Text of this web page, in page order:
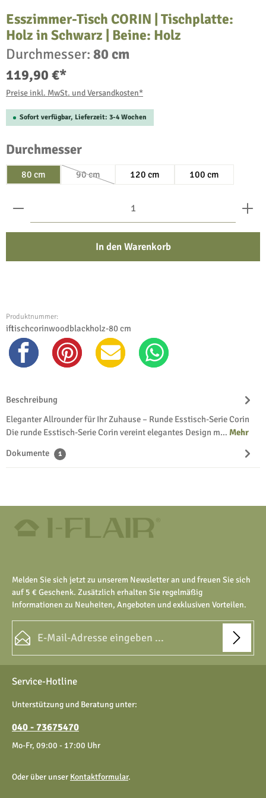
Esszimmer-Tisch CORIN | Tischplatte:
Holz in Schwarz | Beine: Holz
Durchmesser: 80 cm
119,90 €*
Preise inkl. MwSt. und Versandkosten*
Sofort verfügbar, Lieferzeit: 3-4 Wochen
Durchmesserauswählen
80 cm 90 cm
(Diese Option ist zurzeit nicht verfügbar.)
120 cm 100 cm
Produkt Anzahl: Gib den gewünschten Wert ein oder
In den Warenkorb
Produktnummer:
iftischcorinwoodblackholz-80 cm
Beschreibung
Eleganter Allrounder für Ihr Zuhause – Runde Esstisch-Serie Corin
Die runde Esstisch-Serie Corin vereint elegantes Design m… Mehr
Dokumente
1
Melden Sie sich jetzt zu unserem Newsletter an und freuen Sie sich
auf 5 € Geschenk. Zusätzlich erhalten Sie regelmäßig
Informationen zu Neuheiten, Angeboten und exklusiven Vorteilen.
Datenschutz
Ich habe dieDatenschutzbestimmungen
genommen und dieAGBgelesen und bin mit ihnen
Die mit einem Stern (*) markierten Felder sind Pflichtfelder.
Service-Hotline
Unterstützung und Beratung unter:
040 - 73675470
Mo-Fr, 09:00 - 17:00 Uhr
Oder über unser Kontaktformular.